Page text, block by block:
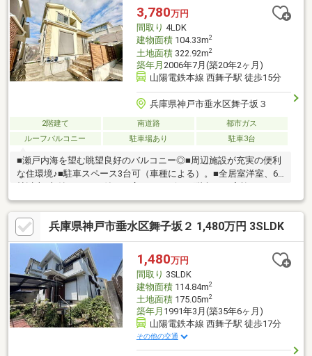
20年保証◎建物10年瑕疵保険付お家探しは、『物件掲載数No.1』
のトラストホームにお任せください！ 0120-39-7710
3,780万円
間取り 4LDK
建物面積104.33m2
土地面積322.92m2
築年月 2006年7月(築20年2ヶ月)
山陽電鉄本線 西舞子駅 徒歩15分
兵庫県神戸市垂水区舞子坂３
2階建て 南道路
都市ガス
ルーフバルコニー
駐車場あり 駐車3台
■瀬戸内海を望む眺望良好のバルコニー◎■周辺施設が充実の便利
な住環境♪■駐車スペース3台可（車種による）。■全居室洋室、6
ュニケーションも増えそう♪《リフォーム内容》・クロス、CF、
フローリング貼替・一部建具の入替・屋上の防水工事・一部塗装
工事当社スタッフと一緒に、お客様の新生活に相応しいマイホー
ムを探しましょう。住まい探しを全力でサポート致しますので、
まずはお気軽にご連絡ください。
兵庫県神戸市垂水区舞子坂２ 1,480万円 3SLDK
1,480万円
間取り 3SLDK
建物面積114.84m2
土地面積175.05m2
築年月 1991年3月(築35年6ヶ月)
山陽電鉄本線 西舞子駅 徒歩17分
その他の交通